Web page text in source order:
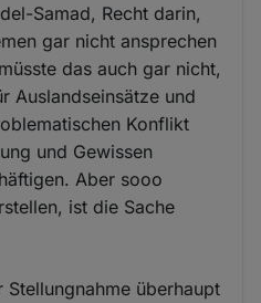
Samad, Recht darin,
gar nicht ansprechen
das auch gar nicht,
Auslandseinsätze und
Konflikt
und Gewissen
Aber sooo
ist die Sache
überhaupt